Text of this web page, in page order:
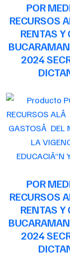
POR
RECURSOS
RENTAS
2024
POR
RECURSOS
RENTAS
2024